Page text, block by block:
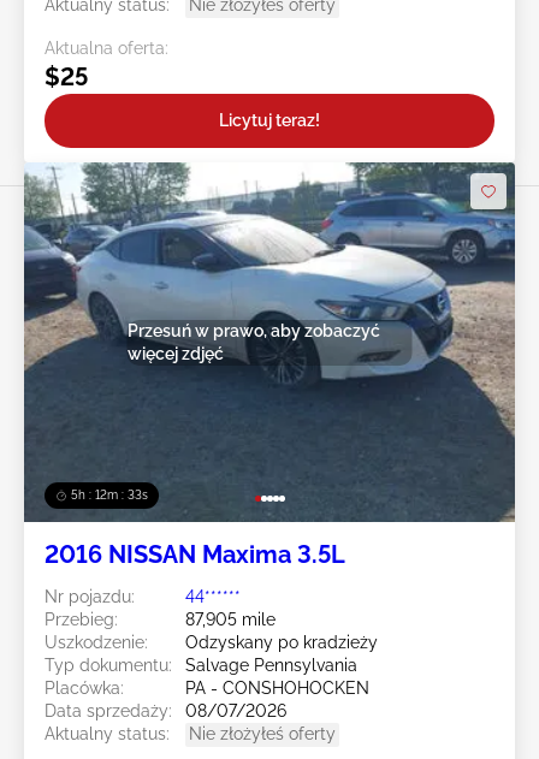
Aktualny status: Nie złożyłeś oferty
Aktualna oferta:
$25
Licytuj teraz!
5h : 12m : 31s
Przesuń w prawo, aby zobaczyć
więcej zdjęć
2016 NISSAN Maxima 3.5L
Nr pojazdu:
44******
Przebieg:
87,905 mile
Uszkodzenie:
Odzyskany po kradzieży
Typ dokumentu:
Salvage Pennsylvania
Placówka:
PA - CONSHOHOCKEN
Data sprzedaży:
08/07/2026
Aktualny status:
Nie złożyłeś oferty